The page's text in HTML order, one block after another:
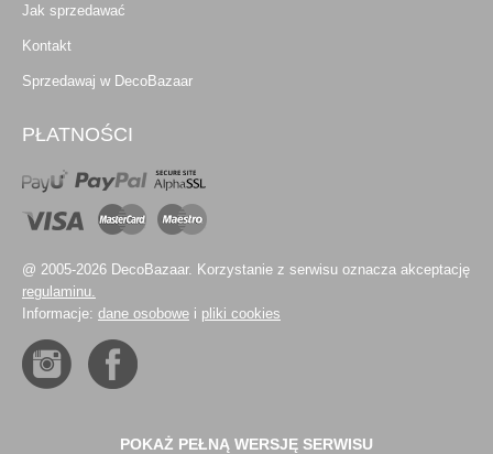
Jak sprzedawać
Kontakt
Sprzedawaj w DecoBazaar
PŁATNOŚCI
@ 2005-2026 DecoBazaar. Korzystanie z serwisu oznacza akceptację
regulaminu.
Informacje: dane osobowe i pliki cookies
POKAŻ PEŁNĄ WERSJĘ SERWISU